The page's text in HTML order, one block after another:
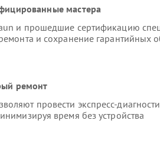
мастера
и прошедшие сертификацию
и сохранение гарантийных
ремонт
провести экспресс-
время без устройства